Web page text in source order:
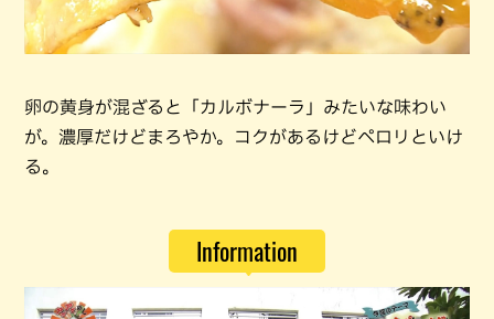
卵の黄身が混ざると「カルボナーラ」みたいな味わい
が。濃厚だけどまろやか。コクがあるけどペロリといけ
る。
Information